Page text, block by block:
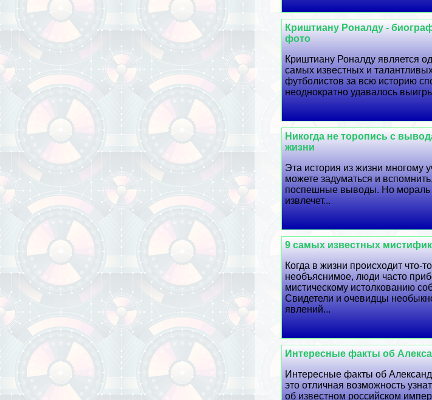
Криштиану Роналду -
фото
Криштиану Роналду является
самых известных и
футболистов за всю историю
неоднократно удавалось
Никогда не торопись с
жизни
Эта история из жизни многому
можете задуматься и
поспешные выводы. Но мораль
извлечет...
9 самых известных
Когда в жизни происходит что-то
необъяснимое, люди часто
мистическому истолкованию
Свидетели и очевидцы
явлений...
Интересные факты об
Интересные факты об
это отличная возможность
об известном российском